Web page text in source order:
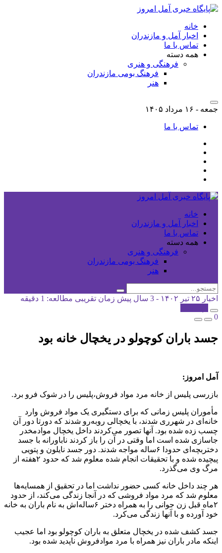
خانه
اخبار آمل و مازندران
تماس با ما
همه دسته
فرهنگی و هنری
فرهنگ بومی مازندران
هنر
جمعه - ۱۶ مرداد ۱۴۰۵
تماس با ما
خانه
اخبار آمل و مازندران
تماس با ما
همه دسته
فرهنگی و هنری
فرهنگ بومی مازندران
هنر
اخبار ۲۵ تیر ۱۴۰۲ - 3 سال پیش
زمان تقریبی مطالعه: 1 دقیقه
0
جسد باران کوچولو در یخچال خانه بود
آمل امروز:
بازرسی پلیس از خانه مرد مواد فروش،پلیس را در شوک فرو برد.
مأموران پلیس زمانی که برای دستگیری یک مواد فروش وارد
خانه‌ای در شهرری شدند، با یخچالی روبه‌رو شدند که دورتا دور آن
چسب زده شده بود. آنها تصور می‌کردند داخل یخچال مواد‌مخدر
جاسازی شده است اما وقتی در آن را باز کردند ناباورانه با جسد
دختربچه‌ای حدودا ۶ساله مواجه شدند. دور جسد نایلون و پتویی
پیچیده شده و با تحقیقات انجام شده معلوم شد که حدود ۲هفته از
مرگ وی می‌گذرد.
هر چند داخل خانه کسی حضور نداشت اما در تحقیق از همسایه‌ها
معلوم شد که مرد مواد فروشی که در آنجا زندگی می‌کند، از حدود
۲ماه قبل زن جوانی را به همراه دختر ۶ساله‌اش به نام باران به خانه
خود آورده و با آنها زندگی می‌کرد.
جسد کشف شده در یخچال متعلق به باران کوچولو بود اما عجیب
اینکه مادر باران نیز همراه با مرد موادفروش ناپدید شده بود.